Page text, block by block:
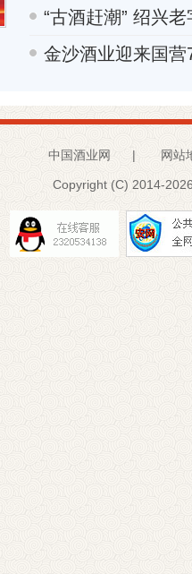
“古酒赶潮” 绍兴
金沙酒业迎来国营
中国酒业网 | 网站
Copyright (C) 2014-